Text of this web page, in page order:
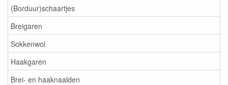
(Borduur)schaartjes
Breigaren
Sokkenwol
Haakgaren
Brei- en haaknaalden